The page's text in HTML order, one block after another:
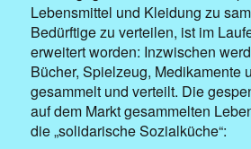
Lebensmittel und Kleidung zu
Bedürftige zu verteilen, ist im
erweitert worden: Inzwischen
Bücher, Spielzeug, Medikamente
gesammelt und verteilt. Die
auf dem Markt gesammelten
die „solidarische Sozialküche“: